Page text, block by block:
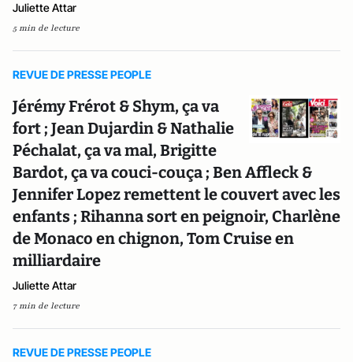
Juliette Attar
5 min de lecture
REVUE DE PRESSE PEOPLE
Jérémy Frérot & Shym, ça va
fort ; Jean Dujardin & Nathalie
Péchalat, ça va mal, Brigitte
Bardot, ça va couci-couça ; Ben Affleck &
Jennifer Lopez remettent le couvert avec les
enfants ; Rihanna sort en peignoir, Charlène
de Monaco en chignon, Tom Cruise en
milliardaire
Juliette Attar
7 min de lecture
REVUE DE PRESSE PEOPLE